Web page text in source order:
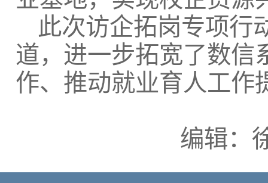
此次访企拓岗专项行
道，进一步拓宽了数信
作、推动就业育人工作
编辑：